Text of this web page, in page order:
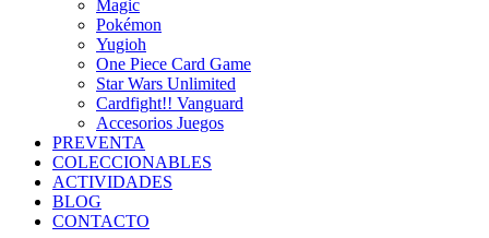
Magic
Pokémon
Yugioh
One Piece Card Game
Star Wars Unlimited
Cardfight!! Vanguard
Accesorios Juegos
PREVENTA
COLECCIONABLES
ACTIVIDADES
BLOG
CONTACTO